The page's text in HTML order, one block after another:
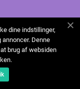
dine indstillinger,
Denne
brug af websiden